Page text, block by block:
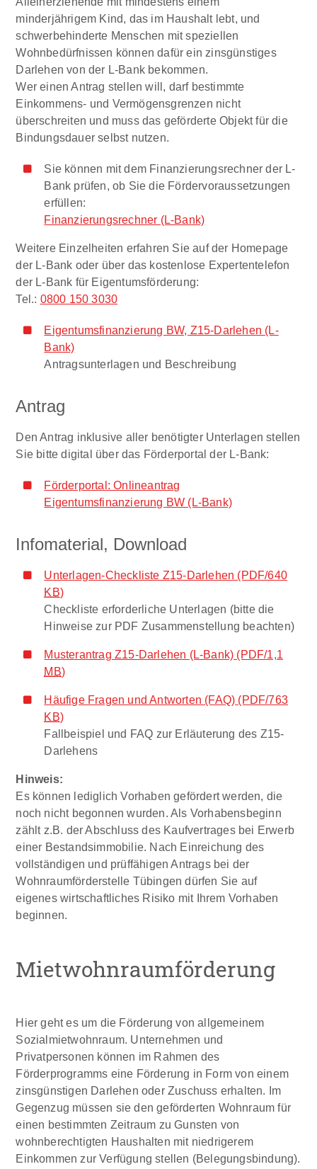
minderjährigem Kind, das im Haushalt lebt, und
schwerbehinderte Menschen mit speziellen
Wohnbedürfnissen können dafür ein zinsgünstiges
Darlehen von der L-Bank bekommen.
Wer einen Antrag stellen will, darf bestimmte
Einkommens- und Vermögensgrenzen nicht
überschreiten und muss das geförderte Objekt für die
Bindungsdauer selbst nutzen.
Sie können mit dem Finanzierungsrechner der L-
Bank prüfen, ob Sie die Fördervoraussetzungen
erfüllen:
Finanzierungsrechner (L-Bank)
Weitere Einzelheiten erfahren Sie auf der Homepage
der L-Bank oder über das kostenlose Expertentelefon
der L-Bank für Eigentumsförderung:
Tel.: 0800 150 3030
Eigentumsfinanzierung BW, Z15-Darlehen (L-
Bank)
Antragsunterlagen und Beschreibung
Antrag
Den Antrag inklusive aller benötigter Unterlagen stellen
Sie bitte digital über das Förderportal der L-Bank:
Förderportal: Onlineantrag
Eigentumsfinanzierung BW (L-Bank)
Infomaterial, Download
Unterlagen-Checkliste Z15-Darlehen (PDF/640
KB)
Checkliste erforderliche Unterlagen (bitte die
Hinweise zur PDF Zusammenstellung beachten)
Musterantrag Z15-Darlehen (L-Bank) (PDF/1,1
MB)
Häufige Fragen und Antworten (FAQ) (PDF/763
KB)
Fallbeispiel und FAQ zur Erläuterung des Z15-
Darlehens
Hinweis:
Es können lediglich Vorhaben gefördert werden, die
noch nicht begonnen wurden. Als Vorhabensbeginn
zählt z.B. der Abschluss des Kaufvertrages bei Erwerb
einer Bestandsimmobilie. Nach Einreichung des
vollständigen und prüffähigen Antrags bei der
Wohnraumförderstelle Tübingen dürfen Sie auf
eigenes wirtschaftliches Risiko mit Ihrem Vorhaben
beginnen.
Mietwohnraumförderung
Hier geht es um die Förderung von allgemeinem
Sozialmietwohnraum. Unternehmen und
Privatpersonen können im Rahmen des
Förderprogramms eine Förderung in Form von einem
zinsgünstigen Darlehen oder Zuschuss erhalten. Im
Gegenzug müssen sie den geförderten Wohnraum für
einen bestimmten Zeitraum zu Gunsten von
wohnberechtigten Haushalten mit niedrigerem
Einkommen zur Verfügung stellen (Belegungsbindung).